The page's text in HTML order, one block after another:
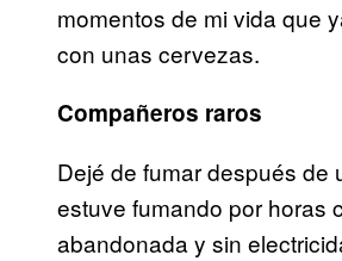
momentos de mi vida que
con unas cervezas.
Compañeros raros
Dejé de fumar después de
estuve fumando por horas
abandonada y sin